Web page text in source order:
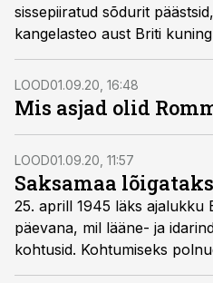
sissepiiratud sõdurit
kangelasteo aust Briti
õhuväele.
olid aga ennastohverdavalt
võitlesid sakslasi kinni
LOOD01.09.20, 16:48
Mis asjad olid
LOOD01.09.20, 11:57
Saksamaa
25. aprill 1945 läks ajalukku
päevana, mil lääne- ja
kohtusid. Kohtumiseks
valmistunud ja seepärast